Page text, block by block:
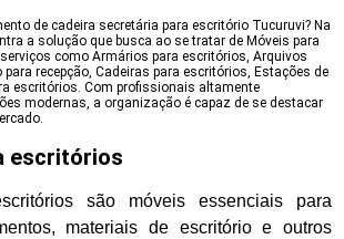
de cadeira secretária para escritório Tucuruvi? Na
a solução que busca ao se tratar de Móveis para
como Armários para escritórios, Arquivos
recepção, Cadeiras para escritórios, Estações de
escritórios. Com profissionais altamente
modernas, a organização é capaz de se destacar
escritórios
são móveis essenciais para
materiais de escritório e outros